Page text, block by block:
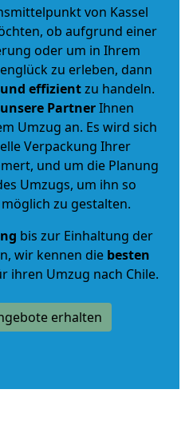
von Kassel
ob aufgrund einer
oder um in Ihrem
zu erleben, dann
effizientzu handeln.
PartnerIhnen
Umzug an. Es wird sich
Verpackung Ihrer
und um die Planung
Umzugs, um ihn so
zu gestalten.
bis zur Einhaltung der
wir kennen die besten
ihren Umzug nach Chile.
erhalten